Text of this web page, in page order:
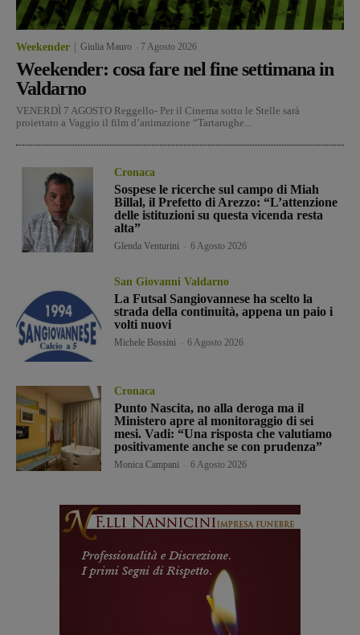
Weekender Giulia Mauro 7 Agosto 2026
Weekender: cosa fare nel fine settimana in
Valdarno
VENERDÌ 7 AGOSTO Reggello- Per il Cinema sotto le Stelle sarà
proiettato a Vaggio il film d’animazione “Tartarughe...
Cronaca
Sospese le ricerche sul campo di Miah
Billal, il Prefetto di Arezzo: “L’attenzione
delle istituzioni su questa vicenda resta
alta”
Glenda Venturini 6 Agosto 2026
San Giovanni Valdarno
La Futsal Sangiovannese ha scelto la
strada della continuità, appena un paio i
volti nuovi
Michele Bossini 6 Agosto 2026
Cronaca
Punto Nascita, no alla deroga ma il
Ministero apre al monitoraggio di sei
mesi. Vadi: “Una risposta che valutiamo
positivamente anche se con prudenza”
Monica Campani 6 Agosto 2026